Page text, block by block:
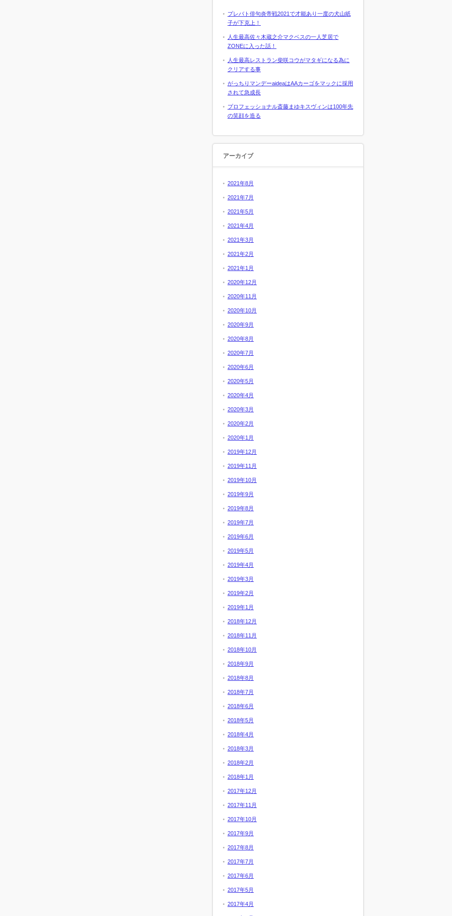
プレバト俳句炎帝戦2021で才能あり一度の犬山紙
子が下克上！
人生最高佐々木蔵之介マクベスの一人芝居で
ZONEに入った話！
人生最高レストラン柴咲コウがマタギになる為に
クリアする事
がっちりマンデーaideaはAAカーゴをマックに採用
されて急成長
プロフェッショナル斎藤まゆキスヴィンは100年先
の笑顔を造る
アーカイブ
2021年8月
2021年7月
2021年5月
2021年4月
2021年3月
2021年2月
2021年1月
2020年12月
2020年11月
2020年10月
2020年9月
2020年8月
2020年7月
2020年6月
2020年5月
2020年4月
2020年3月
2020年2月
2020年1月
2019年12月
2019年11月
2019年10月
2019年9月
2019年8月
2019年7月
2019年6月
2019年5月
2019年4月
2019年3月
2019年2月
2019年1月
2018年12月
2018年11月
2018年10月
2018年9月
2018年8月
2018年7月
2018年6月
2018年5月
2018年4月
2018年3月
2018年2月
2018年1月
2017年12月
2017年11月
2017年10月
2017年9月
2017年8月
2017年7月
2017年6月
2017年5月
2017年4月